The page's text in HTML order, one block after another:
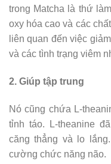
trong Matcha là thứ
oxy hóa cao và các
liên quan đến việc
và các tình trạng viêm
2. Giúp tập trung
Nó cũng chứa L-
tỉnh táo. L-theanine
căng thẳng và lo
cường chức năng não.